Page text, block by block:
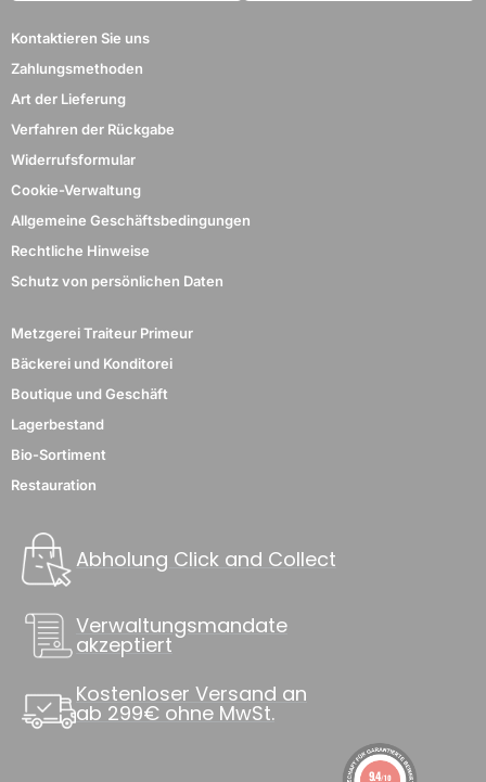
Kontaktieren Sie uns
Zahlungsmethoden
Art der Lieferung
Verfahren der Rückgabe
Widerrufsformular
Cookie-Verwaltung
Allgemeine Geschäftsbedingungen
Rechtliche Hinweise
Schutz von persönlichen Daten
Metzgerei Traiteur Primeur
Bäckerei und Konditorei
Boutique und Geschäft
Lagerbestand
Bio-Sortiment
Restauration
Abholung Click and Collect
Verwaltungsmandate
akzeptiert
Kostenloser Versand an
ab 299€ ohne MwSt.
9.4/10